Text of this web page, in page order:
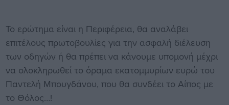
Το ερώτημα είναι η Περιφέρεια, θα αναλάβει
επιτέλους πρωτοβουλίες για την ασφαλή διέλευση
των οδηγών ή θα πρέπει να κάνουμε υπομονή μέχρι
να ολοκληρωθεί το όραμα εκατομμυρίων ευρώ του
Παντελή Μπουγδάνου, που θα συνδέει το Αίπος με
το Θόλος…!